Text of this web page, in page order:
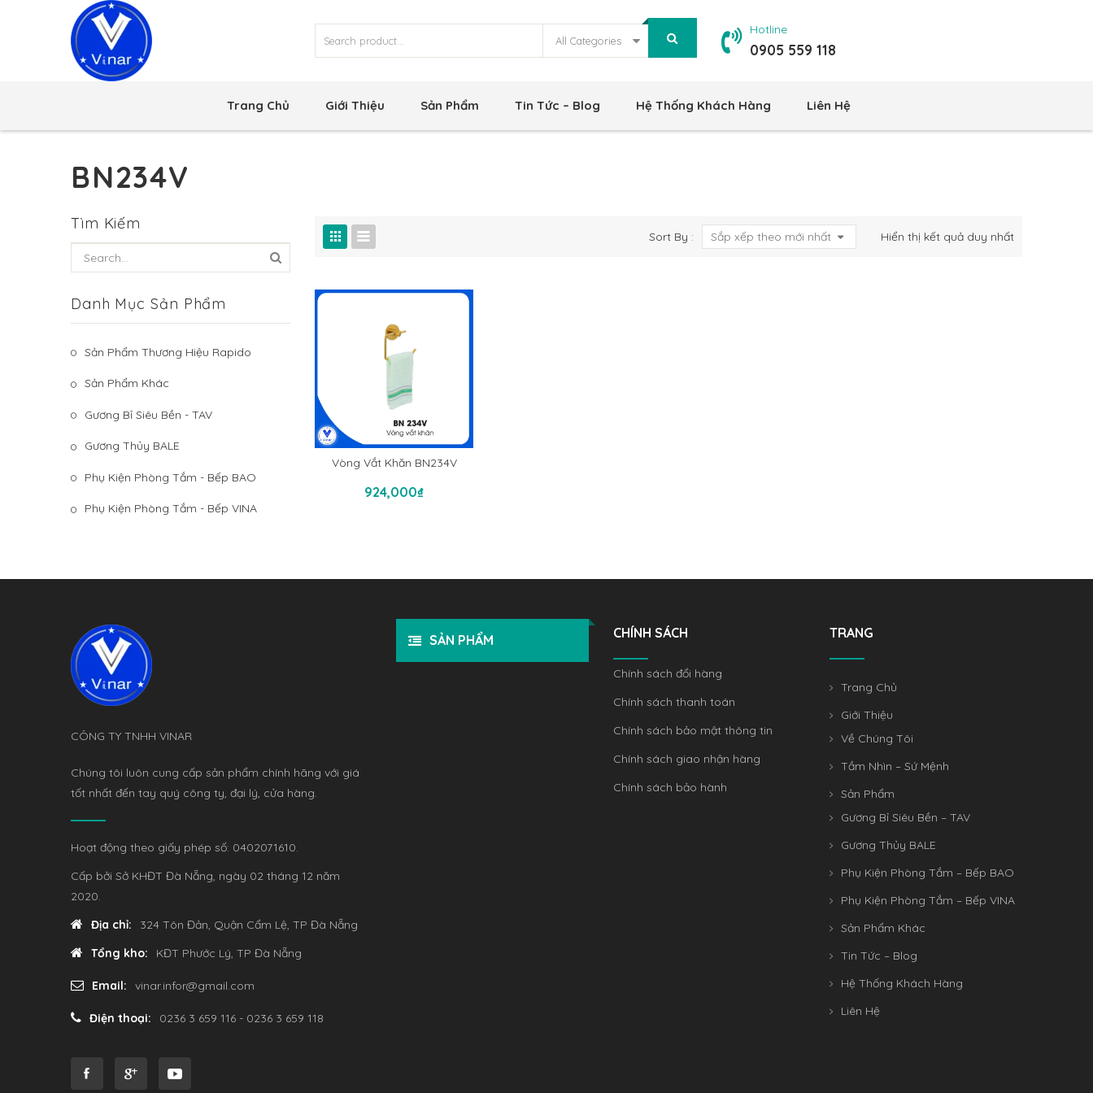
All Categories
Hotline
0905 559 118
Trang Chủ Giới Thiệu Sản Phẩm Tin Tức – Blog Hệ Thống Khách Hàng Liên Hệ
BN234V
Tìm Kiếm
Danh Mục Sản Phẩm
Sản Phẩm Thương Hiệu Rapido
Sản Phẩm Khác
Gương Bỉ Siêu Bền - TAV
Gương Thủy BALE
Phụ Kiện Phòng Tắm - Bếp BAO
Phụ Kiện Phòng Tắm - Bếp VINA
Hiển thị kết quả duy nhất
Sort By : Sắp xếp theo mới nhất
Vòng Vắt Khăn BN234V
924,000₫
Thêm Vào Giỏ Hàng
CÔNG TY TNHH VINAR
Chúng tôi luôn cung cấp sản phẩm chính hãng với giá
tốt nhất đến tay quý công ty, đại lý, cửa hàng.
Hoạt động theo giấy phép số: 0402071610.
Cấp bởi Sở KHĐT Đà Nẵng, ngày 02 tháng 12 năm
2020.
Địa chỉ:
324 Tôn Đản, Quận Cẩm Lệ, TP Đà Nẵng
Tổng kho:
KĐT Phước Lý, TP Đà Nẵng
Email: vinar.infor@gmail.com
Điện thoại: 0236 3 659 116 - 0236 3 659 118
SẢN PHẨM CHÍNH SÁCH
Chính sách đổi hàng
Chính sách thanh toán
Chính sách bảo mật thông tin
Chính sách giao nhận hàng
Chính sách bảo hành
TRANG
Trang Chủ
Giới Thiệu
Về Chúng Tôi
Tầm Nhìn – Sứ Mệnh
Sản Phẩm
Gương Bỉ Siêu Bền – TAV
Gương Thủy BALE
Phụ Kiện Phòng Tắm – Bếp BAO
Phụ Kiện Phòng Tắm – Bếp VINA
Sản Phẩm Khác
Tin Tức – Blog
Hệ Thống Khách Hàng
Liên Hệ